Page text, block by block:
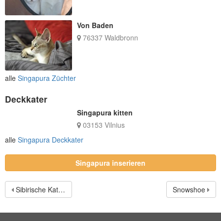
Von Baden
76337 Waldbronn
alle Singapura Züchter
Deckkater
Singapura kitten
03153 Vilnius
alle Singapura Deckkater
Singapura inserieren
Sibirische Katze Snowshoe